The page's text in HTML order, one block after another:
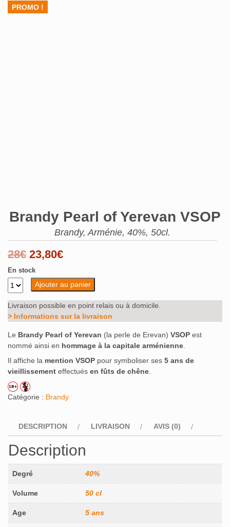
PROMO !
Brandy Pearl of Yerevan VSOP
Brandy, Arménie, 40%, 50cl.
28€ Le
prix
initial
était :
28€.
23,80€Le
actuel
est :
23,80€.
En stock
Ajouter au panier
Livraison possible en point relais ou à domicile.
> Informations sur la livraison
Le Brandy Pearl of Yerevan (la perle de Erevan) VSOP est
nommé ainsi en hommage à la capitale arménienne
Il affiche la mention VSOP pour symboliser ses 5 ans de
vieillissement effectués en fûts de chêne
Catégorie : Brandy
DESCRIPTION LIVRAISON AVIS (0)
Description
Degré 40%
Volume 50 cl
Age 5 ans